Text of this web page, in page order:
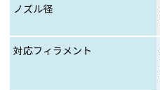
ノズル径
対応フィラメント